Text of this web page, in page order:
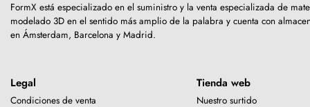
FormX está especializado en el suministro y la venta especializada de
modelado 3D en el sentido más amplio de la palabra y cuenta con
en Ámsterdam, Barcelona y Madrid.
Legal
Condiciones de venta
Tienda web
Nuestro surtido